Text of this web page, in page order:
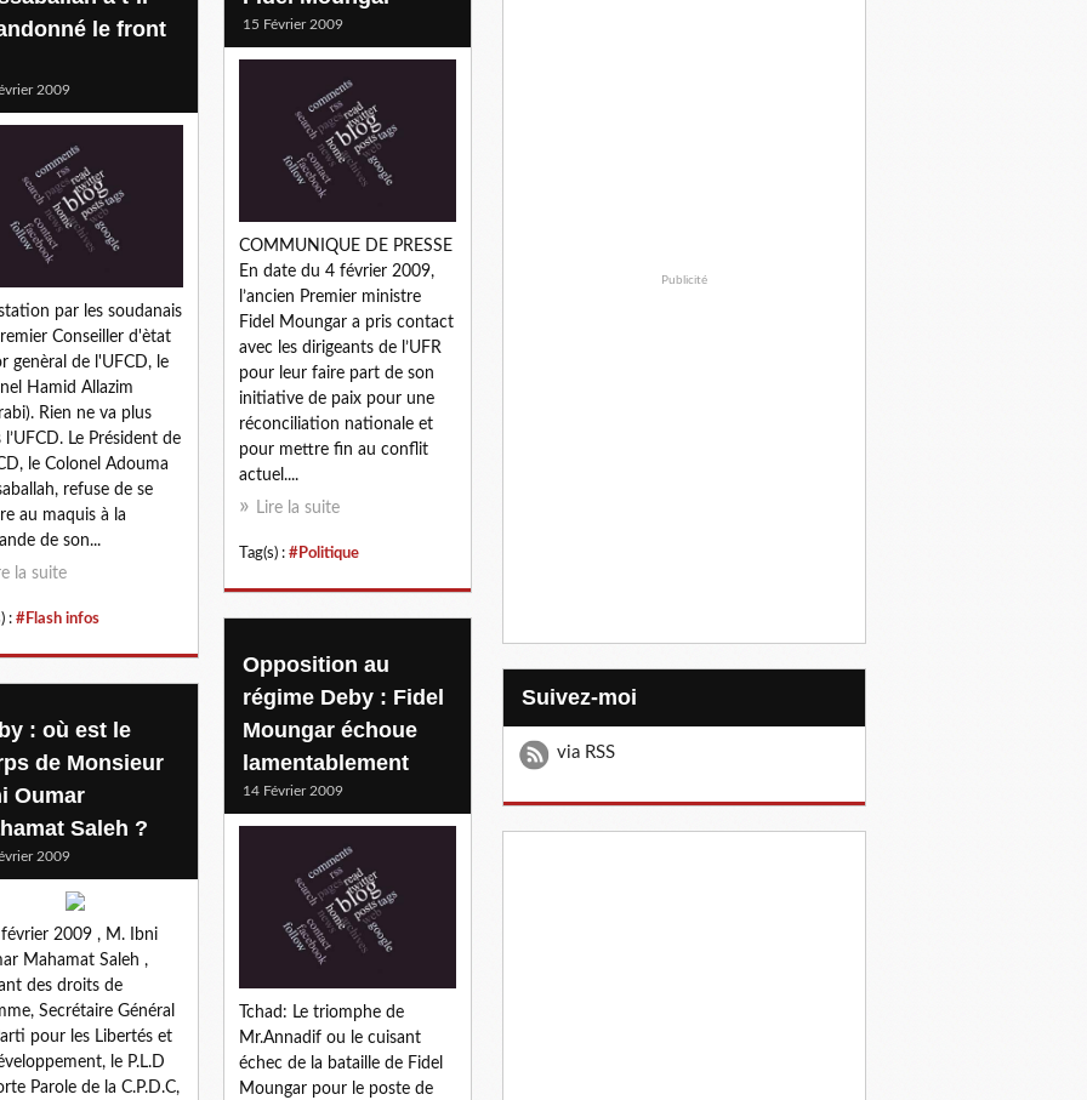
le front
2009
par les soudanais
Conseiller d'ètat
genèral de l'UFCD, le
Hamid Allazim
Rien ne va plus
l’UFCD. Le Président de
le Colonel Adouma
refuse de se
au maquis à la
de son...
la suite
: #Flash infos
15 Février 2009
COMMUNIQUE DE PRESSE
En date du 4 février 2009,
l’ancien Premier ministre
Fidel Moungar a pris contact
avec les dirigeants de l’UFR
pour leur faire part de son
initiative de paix pour une
réconciliation nationale et
pour mettre fin au conflit
actuel....
Lire la suite
Tag(s) : #Politique
Opposition au
régime Deby : Fidel
Moungar échoue
lamentablement
14 Février 2009
Tchad: Le triomphe de
Mr.Annadif ou le cuisant
échec de la bataille de Fidel
Moungar pour le poste de
: où est le
de Monsieur
Oumar
Saleh ?
2009
février 2009 , M. Ibni
Mahamat Saleh ,
des droits de
Secrétaire Général
pour les Libertés et
le P.L.D
Parole de la C.P.D.C,
Publicité
Suivez-moi
via RSS